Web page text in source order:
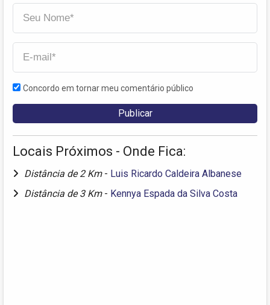
Concordo em tornar meu comentário público
Locais Próximos - Onde Fica:
Distância de 2 Km - Luis Ricardo Caldeira Albanese
Distância de 3 Km - Kennya Espada da Silva Costa